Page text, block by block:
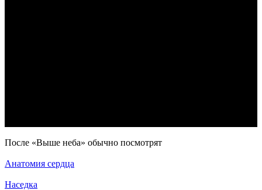
По­сле «Выше неба» обыч­но по­смот­рят
Анатомия сердца
Наседка